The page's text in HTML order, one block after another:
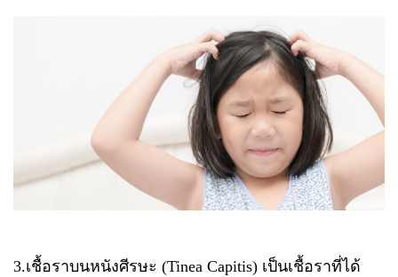
3.เชื้อราบนหนังศีรษะ (Tinea Capitis) เป็นเชื้อราที่ได้